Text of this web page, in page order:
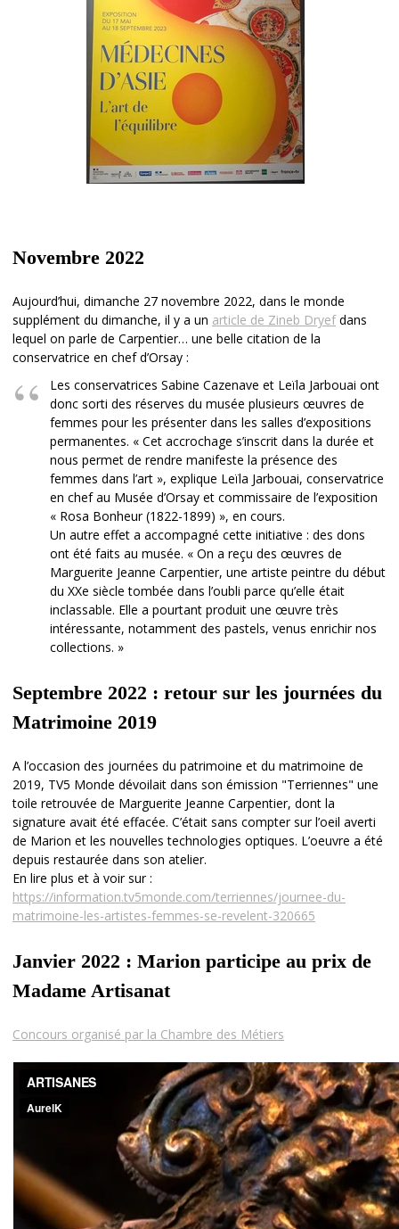
Novembre 2022
Aujourd’hui, dimanche 27 novembre 2022, dans le monde
supplément du dimanche, il y a un article de Zineb Dryefdans
lequel on parle de Carpentier… une belle citation de la
conservatrice en chef d’Orsay :
Les conservatrices Sabine Cazenave et Leïla Jarbouai ont
donc sorti des réserves du musée plusieurs œuvres de
femmes pour les présenter dans les salles d’expositions
permanentes. « Cet accrochage s’inscrit dans la durée et
nous permet de rendre manifeste la présence des
femmes dans l’art », explique Leïla Jarbouai, conservatrice
en chef au Musée d’Orsay et commissaire de l’exposition
« Rosa Bonheur (1822-1899) », en cours.
Un autre effet a accompagné cette initiative : des dons
ont été faits au musée. « On a reçu des œuvres de
Marguerite Jeanne Carpentier, une artiste peintre du début
du XXe siècle tombée dans l’oubli parce qu’elle était
inclassable. Elle a pourtant produit une œuvre très
intéressante, notamment des pastels, venus enrichir nos
collections. »
Septembre 2022 : retour sur les journées du
Matrimoine 2019
A l’occasion des journées du patrimoine et du matrimoine de
2019, TV5 Monde dévoilait dans son émission "Terriennes" une
toile retrouvée de Marguerite Jeanne Carpentier, dont la
signature avait été effacée. C’était sans compter sur l’oeil averti
de Marion et les nouvelles technologies optiques. L’oeuvre a été
depuis restaurée dans son atelier.
En lire plus et à voir sur :
https://information.tv5monde.com/terriennes/journee-du-
matrimoine-les-artistes-femmes-se-revelent-320665
Janvier 2022 : Marion participe au prix de
Madame Artisanat
Concours organisé par la Chambre des Métiers